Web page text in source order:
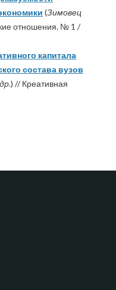
(Зимовец
отношения. № 1 /
капитала
состава вузов
) // Креативная